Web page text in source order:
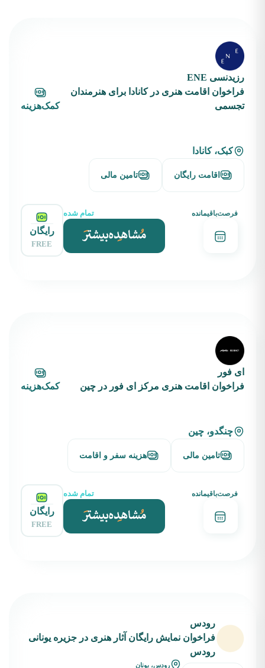
رزیدنسی ENE
فراخوان اقامت هنری در کانادا برای هنرمندان
تجسمی
کمک‌هزینه
کبک، کانادا
اقامت رایگان تامین مالی
فرصت‌باقیمانده تمام شده
رایگان
FREE
ای فور
فراخوان اقامت هنری مرکز ای فور در چین
کمک‌هزینه
چنگدو، چین
تامین مالی هزینه سفر و اقامت
فرصت‌باقیمانده تمام شده
رایگان
FREE
رودس
فراخوان نمایش رایگان آثار هنری در جزیره یونانی
رودس
رودس، یونان